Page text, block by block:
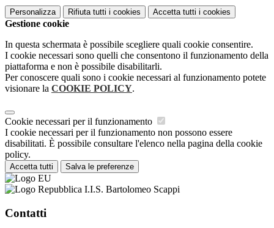
Personalizza Rifiuta tutti i cookies Accetta tutti i cookies
Gestione cookie
In questa schermata è possibile scegliere quali cookie consentire.
I cookie necessari sono quelli che consentono il funzionamento della
piattaforma e non è possibile disabilitarli.
Per conoscere quali sono i cookie necessari al funzionamento potete
visionare la COOKIE POLICY.
Cookie necessari per il funzionamento
I cookie necessari per il funzionamento non possono essere
disabilitati. È possibile consultare l'elenco nella pagina della cookie
policy.
Accetta tutti Salva le preferenze
I.I.S. Bartolomeo Scappi
Contatti